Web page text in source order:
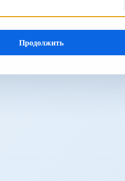
Продолжить